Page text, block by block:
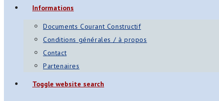
Informations
Documents Courant Constructif
Conditions générales / à propos
Contact
Partenaires
Toggle website search